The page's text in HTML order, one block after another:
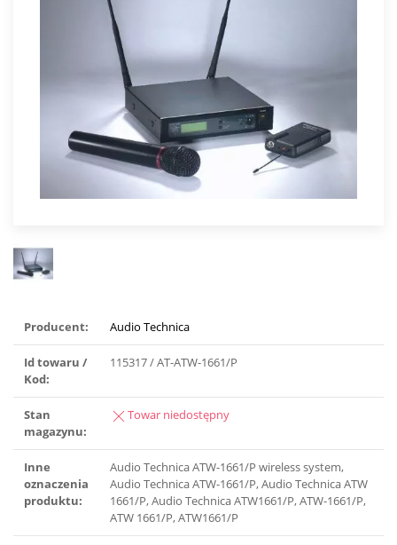
Producent: Audio Technica
Id towaru /
Kod:
115317 / AT-ATW-1661/P
Stan
magazynu:
Towar niedostępny
Inne
oznaczenia
produktu:
Audio Technica ATW-1661/P wireless system,
Audio Technica ATW-1661/P, Audio Technica ATW
1661/P, Audio Technica ATW1661/P, ATW-1661/P,
ATW 1661/P, ATW1661/P